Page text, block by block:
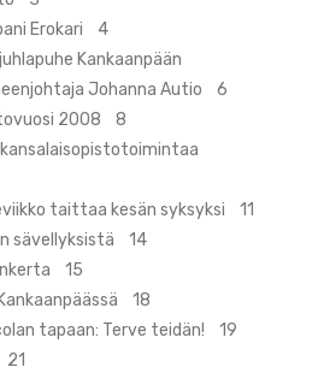
Erokari 4
Kankaanpään
Johanna Autio 6
2008 8
taittaa kesän syksyksi 11
sävellyksistä 14
15
18
tapaan: Terve teidän! 19
21